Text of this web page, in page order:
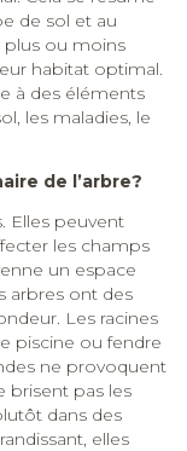
de sol et au
plus ou moins
habitat optimal.
à des éléments
les maladies, le
de l’arbre?
Elles peuvent
les champs
un espace
arbres ont des
Les racines
piscine ou fendre
ne provoquent
brisent pas les
dans des
elles